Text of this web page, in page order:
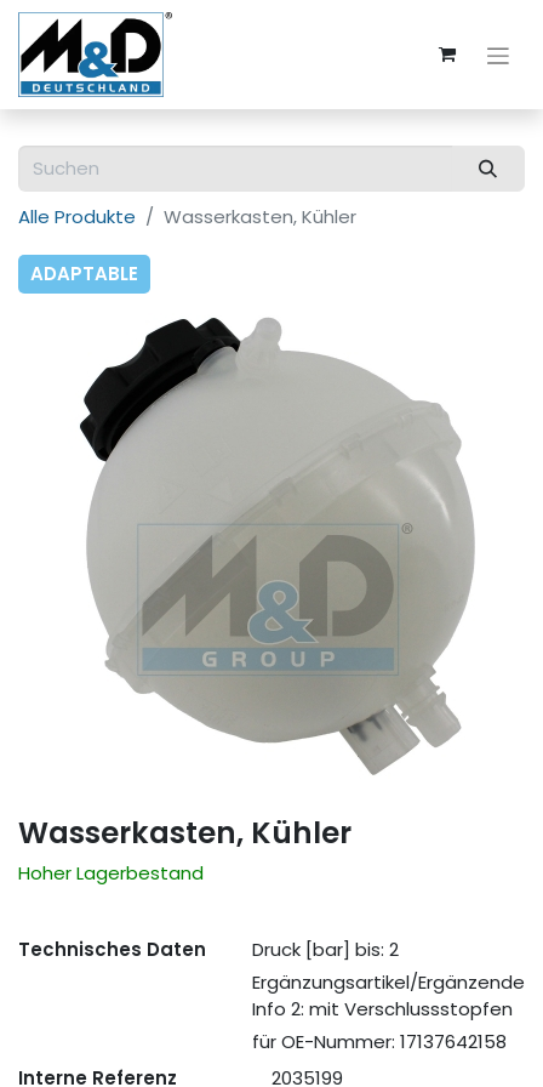
Alle Produkte Wasserkasten, Kühler
ADAPTABLE
Wasserkasten, Kühler
Hoher Lagerbestand
Technisches Daten
Druck [bar] bis: 2
Ergänzungsartikel/Ergänzende
Info 2: mit Verschlussstopfen
für OE-Nummer: 17137642158
Interne Referenz
2035199